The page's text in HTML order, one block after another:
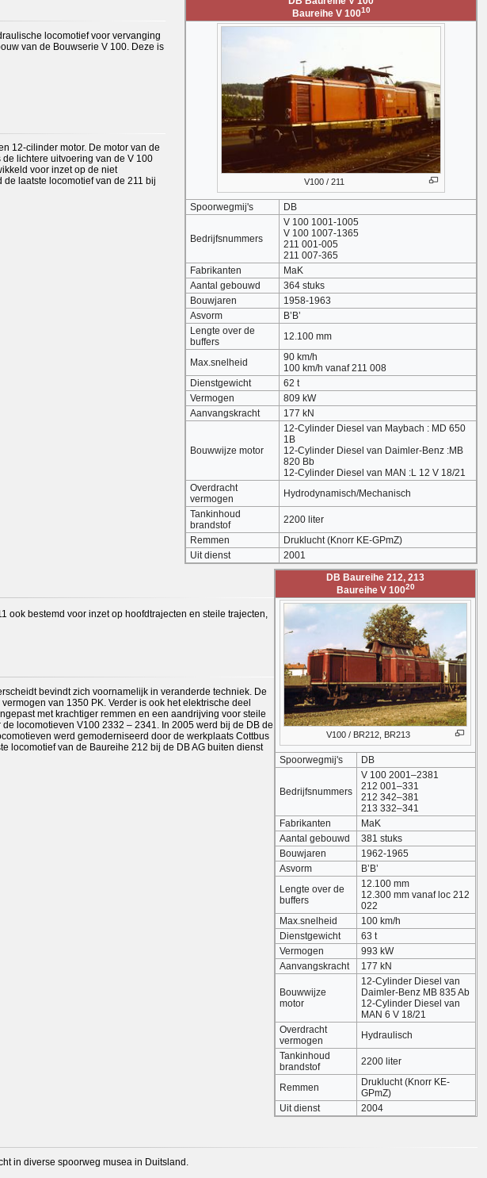
Baureihe V 10010
V100 / 211
Spoorwegmij's DB
Bedrijfsnummers
V 100 1001-1005
V 100 1007-1365
211 001-005
211 007-365
Fabrikanten
MaK
Aantal gebouwd
364 stuks
Bouwjaren
1958-1963
Asvorm
B’B’
Lengte over de
buffers
12.100 mm
Max.snelheid
90 km/h
100 km/h vanaf 211 008
Dienstgewicht
62 t
Vermogen
809 kW
Aanvangskracht
177 kN
Bouwwijze motor
12-Cylinder Diesel van Maybach : MD 650
1B
12-Cylinder Diesel van Daimler-Benz :MB
820 Bb
12-Cylinder Diesel van MAN :L 12 V 18/21
Overdracht
vermogen
Hydrodynamisch/Mechanisch
Tankinhoud
brandstof
2200 liter
Remmen
Druklucht (Knorr KE-GPmZ)
Uit dienst
2001
locomotief voor vervanging
van de Bouwserie V 100. Deze is
12-cilinder motor. De motor van de
lichtere uitvoering van de V 100
voor inzet op de niet
laatste locomotief van de 211 bij
DB Baureihe 212, 213
Baureihe V 10020
V100 / BR212, BR213
Spoorwegmij's DB
Bedrijfsnummers
V 100 2001–2381
212 001–331
212 342–381
213 332–341
Fabrikanten
MaK
Aantal gebouwd
381 stuks
Bouwjaren
1962-1965
Asvorm
B’B’
Lengte over de
buffers
12.100 mm
12.300 mm vanaf loc 212
022
Max.snelheid
100 km/h
Dienstgewicht
63 t
Vermogen
993 kW
Aanvangskracht
177 kN
Bouwwijze
motor
12-Cylinder Diesel van
Daimler-Benz MB 835 Ab
12-Cylinder Diesel van
MAN 6 V 18/21
Overdracht
vermogen
Hydraulisch
Tankinhoud
brandstof
2200 liter
Remmen
Druklucht (Knorr KE-
GPmZ)
Uit dienst
2004
ook bestemd voor inzet op hoofdtrajecten en steile trajecten,
bevindt zich voornamelijk in veranderde techniek. De
van 1350 PK. Verder is ook het elektrische deel
met krachtiger remmen en een aandrijving voor steile
locomotieven V100 2332 – 2341. In 2005 werd bij de DB de
werd gemoderniseerd door de werkplaats Cottbus
locomotief van de Baureihe 212 bij de DB AG buiten dienst
in diverse spoorweg musea in Duitsland.